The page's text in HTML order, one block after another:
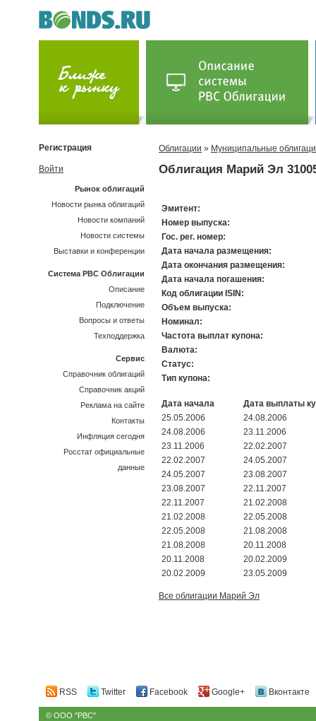
Облигации » Муниципальные
Облигация Марий Эл
Эмитент:
Номер выпуска:
Гос. рег. номер:
Дата начала размещения:
Дата окончания размещения:
Дата начала погашения:
Код облигации ISIN:
Объем выпуска:
Номинал:
Частота выплат купона:
Валюта:
Статус:
Тип купона:
Дата начала
Дата выплаты
25.05.2006
24.08.2006
24.08.2006
23.11.2006
23.11.2006
22.02.2007
22.02.2007
24.05.2007
24.05.2007
23.08.2007
23.08.2007
22.11.2007
22.11.2007
21.02.2008
21.02.2008
22.05.2008
22.05.2008
21.08.2008
21.08.2008
20.11.2008
20.11.2008
20.02.2009
20.02.2009
23.05.2009
Все облигации Марий Эл
Регистрация
Войти
Рынок облигаций
Новости рынка облигаций
Новости компаний
Новости системы
Выставки и конференции
Система РВС Облигации
Описание
Подключение
Вопросы и ответы
Техподдержка
Сервис
Справочник облигаций
Справочник акций
Реклама на сайте
Контакты
Инфляция сегодня
Росстат официальные
данные
RSS Twitter Facebook Google+ Вконтакте
© ООО "РВС"